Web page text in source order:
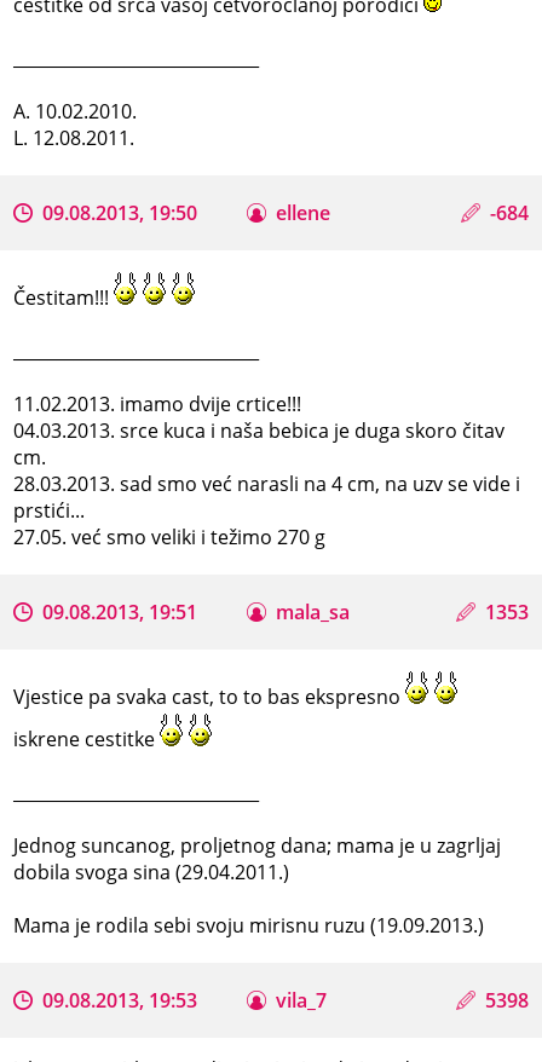
A. 10.02.2010.
L. 12.08.2011.
09.08.2013, 19:50 ellene -684
Čestitam!!!
11.02.2013. imamo dvije crtice!!!
04.03.2013. srce kuca i naša bebica je duga skoro čitav
cm.
28.03.2013. sad smo već narasli na 4 cm, na uzv se vide i
prstići...
27.05. već smo veliki i težimo 270 g
09.08.2013, 19:51 mala_sa 1353
Vjestice pa svaka cast, to to bas ekspresno
iskrene cestitke
Jednog suncanog, proljetnog dana; mama je u zagrljaj
dobila svoga sina (29.04.2011.)
Mama je rodila sebi svoju mirisnu ruzu (19.09.2013.)
09.08.2013, 19:53 vila_7 5398